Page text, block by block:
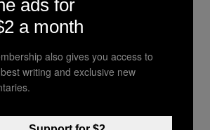
Play video
ads for
a month
also gives you access to
writing and exclusive new